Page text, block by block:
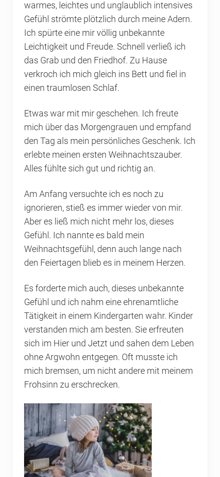
warmes, leichtes und unglaublich intensives
Gefühl strömte plötzlich durch meine Adern.
Ich spürte eine mir völlig unbekannte
Leichtigkeit und Freude. Schnell verließ ich
das Grab und den Friedhof. Zu Hause
verkroch ich mich gleich ins Bett und fiel in
einen traumlosen Schlaf.
Etwas war mit mir geschehen. Ich freute
mich über das Morgengrauen und empfand
den Tag als mein persönliches Geschenk. Ich
erlebte meinen ersten Weihnachtszauber.
Alles fühlte sich gut und richtig an.
Am Anfang versuchte ich es noch zu
ignorieren, stieß es immer wieder von mir.
Aber es ließ mich nicht mehr los, dieses
Gefühl. Ich nannte es bald mein
Weihnachtsgefühl, denn auch lange nach
den Feiertagen blieb es in meinem Herzen.
Es forderte mich auch, dieses unbekannte
Gefühl und ich nahm eine ehrenamtliche
Tätigkeit in einem Kindergarten wahr. Kinder
verstanden mich am besten. Sie erfreuten
sich im Hier und Jetzt und sahen dem Leben
ohne Argwohn entgegen. Oft musste ich
mich bremsen, um nicht andere mit meinem
Frohsinn zu erschrecken.